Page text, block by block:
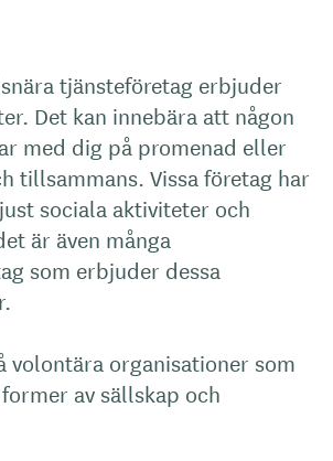
tjänsteföretag erbjuder
Det kan innebära att någon
med dig på promenad eller
tillsammans. Vissa företag har
sociala aktiviteter och
är även många
som erbjuder dessa
volontära organisationer som
av sällskap och